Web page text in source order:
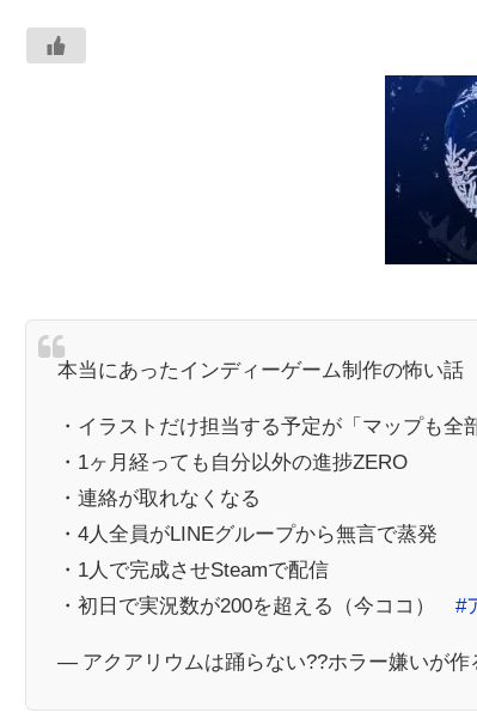
本当にあったインディーゲーム制作の怖い話
・イラストだけ担当する予定が「マップも全
・1ヶ月経っても自分以外の進捗ZERO
・連絡が取れなくなる
・4人全員がLINEグループから無言で蒸発
・1人で完成させSteamで配信
・初日で実況数が200を超える（今ココ） #
— アクアリウムは踊らない??ホラー嫌いが作